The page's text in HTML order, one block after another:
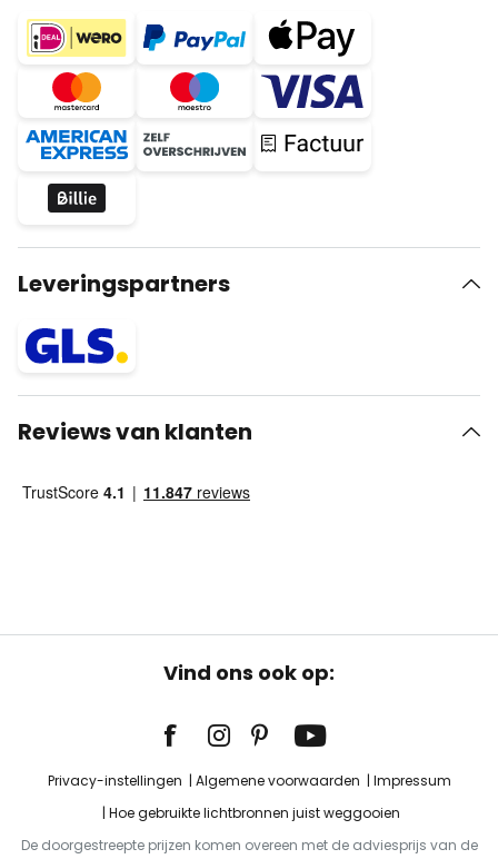
Leveringspartners
Reviews van klanten
Vind ons ook op:
Privacy-instellingen Algemene voorwaarden
Impressum
Hoe gebruikte lichtbronnen juist weggooien
De doorgestreepte prijzen komen overeen met de adviesprijs van de